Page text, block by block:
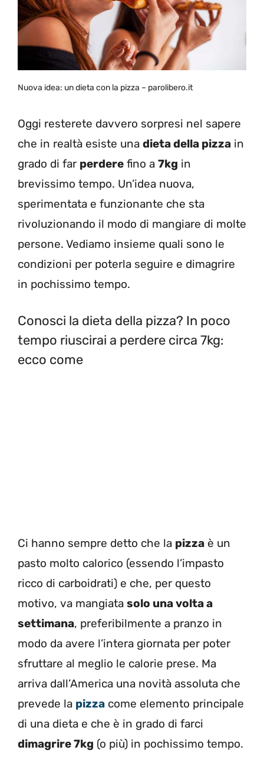
Nuova idea: un dieta con la pizza – parolibero.it
Oggi resterete davvero sorpresi nel sapere
che in realtà esiste una dieta della pizza in
grado di far perdere fino a 7kg in
brevissimo tempo. Un’idea nuova,
sperimentata e funzionante che sta
rivoluzionando il modo di mangiare di molte
persone. Vediamo insieme quali sono le
condizioni per poterla seguire e dimagrire
in pochissimo tempo.
Conosci la dieta della pizza? In poco
tempo riuscirai a perdere circa 7kg:
ecco come
Ci hanno sempre detto che la pizza è un
pasto molto calorico (essendo l’impasto
ricco di carboidrati) e che, per questo
motivo, va mangiata solo una volta a
settimana, preferibilmente a pranzo in
modo da avere l’intera giornata per poter
sfruttare al meglio le calorie prese. Ma
arriva dall’America una novità assoluta che
prevede la pizza come elemento principale
di una dieta e che è in grado di farci
dimagrire 7kg (o più) in pochissimo tempo.